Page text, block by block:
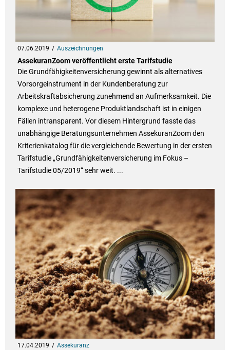
07.06.2019 Auszeichnungen
AssekuranZoom veröffentlicht erste Tarifstudie
Die Grundfähigkeitenversicherung gewinnt als alternatives
Vorsorgeinstrument in der Kundenberatung zur
Arbeitskraftabsicherung zunehmend an Aufmerksamkeit. Die
komplexe und heterogene Produktlandschaft ist in einigen
Fällen intransparent. Vor diesem Hintergrund fasste das
unabhängige Beratungsunternehmen AssekuranZoom den
Kriterienkatalog für die vergleichende Bewertung in der ersten
Tarifstudie „Grundfähigkeitenversicherung im Fokus –
Tarifstudie 05/2019“ sehr weit. ...
17.04.2019 Assekuranz